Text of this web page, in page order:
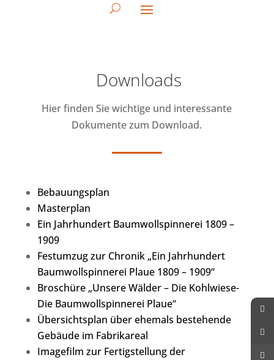
Downloads
Hier finden Sie wichtige und interessante
Dokumente zum Download.
Bebauungsplan
Masterplan
Ein Jahrhundert Baumwollspinnerei 1809 –
1909
Festumzug zur Chronik „Ein Jahrhundert
Baumwollspinnerei Plaue 1809 – 1909“
Broschüre „Unsere Wälder – Die Kohlwiese-
Die Baumwollspinnerei Plaue“
Übersichtsplan über ehemals bestehende
Gebäude im Fabrikareal
Imagefilm zur Fertigstellung der